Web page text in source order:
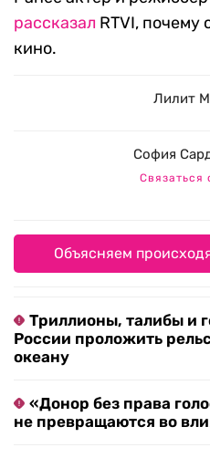
рассказал RTVI, почему
кино.
Лилит
София
Связаться
Объясняем
Триллионы, талибы и
России проложить
океану
«Донор без права
не превращаются во